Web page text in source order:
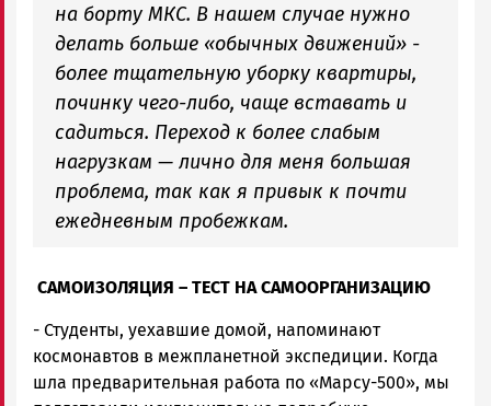
на борту МКС. В нашем случае нужно
делать больше «обычных движений» -
более тщательную уборку квартиры,
починку чего-либо, чаще вставать и
садиться. Переход к более слабым
нагрузкам — лично для меня большая
проблема, так как я привык к почти
ежедневным пробежкам.
САМОИЗОЛЯЦИЯ – ТЕСТ НА САМООРГАНИЗАЦИЮ
- Студенты, уехавшие домой, напоминают
космонавтов в межпланетной экспедиции. Когда
шла предварительная работа по «Марсу-500», мы